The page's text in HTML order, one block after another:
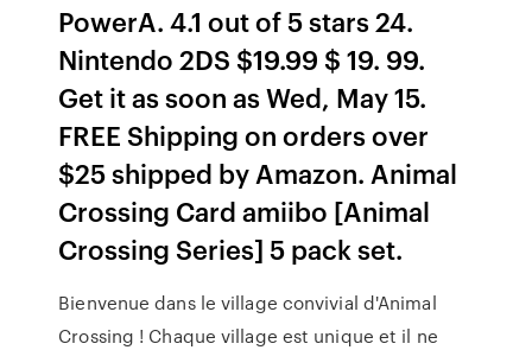
PowerA. 4.1 out of 5 stars 24.
Nintendo 2DS $19.99 $ 19. 99.
Get it as soon as Wed, May 15.
FREE Shipping on orders over
$25 shipped by Amazon. Animal
Crossing Card amiibo [Animal
Crossing Series] 5 pack set.
Bienvenue dans le village convivial d'Animal
Crossing ! Chaque village est unique et il ne